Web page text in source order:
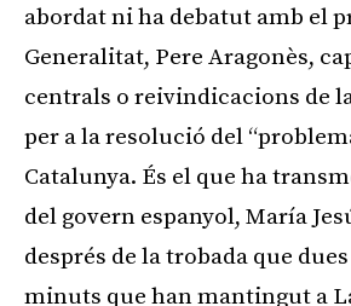
abordat ni ha debatut amb el
Generalitat, Pere Aragonès,
centrals o reivindicacions de
per a la resolució del
Catalunya. És el que ha
del govern espanyol, María
després de la trobada que
minuts que han mantingut a